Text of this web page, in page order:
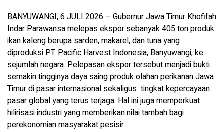
BANYUWANGI, 6 JULI 2026 – Gubernur Jawa Timur Khofifah
Indar Parawansa melepas ekspor sebanyak 405 ton produk
ikan kaleng berupa sarden, makarel, dan tuna yang
diproduksi PT. Pacific Harvest Indonesia, Banyuwangi, ke
sejumlah negara. Pelepasan ekspor tersebut menjadi bukti
semakin tingginya daya saing produk olahan perikanan Jawa
Timur di pasar internasional sekaligus tingkat kepercayaan
pasar global yang terus terjaga. Hal ini juga memperkuat
hilirisasi industri yang memberikan nilai tambah bagi
perekonomian masyarakat pesisir.